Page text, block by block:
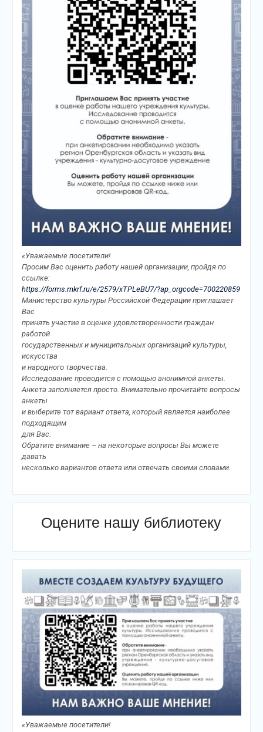
«Уважаемые посетители!
Просим Вас оценить работу нашей организации, пройдя по
ссылке:
https://forms.mkrf.ru/e/2579/xTPLeBU7/?ap_orgcode=700220859
Министерство культуры Российской Федерации приглашает
Вас
принять участие в оценке удовлетворенности граждан
работой
государственных и муниципальных организаций культуры,
искусства
и народного творчества.
Исследование проводится с помощью анонимной анкеты.
Анкета заполняется просто. Внимательно прочитайте вопросы
анкеты
и выберите тот вариант ответа, который является наиболее
подходящим
для Вас.
Обратите внимание – на некоторые вопросы Вы можете
давать
несколько вариантов ответа или отвечать своими словами.
Оцените нашу библиотеку
«Уважаемые посетители!